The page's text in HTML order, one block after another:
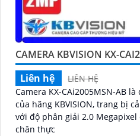
CAMERA KBVISION KX-
Liên hệ
LIÊN HỆ
Camera KX-CAi2005MSN-AB
của hãng KBVISION, trang bị
với độ phân giải 2.0
chân thực